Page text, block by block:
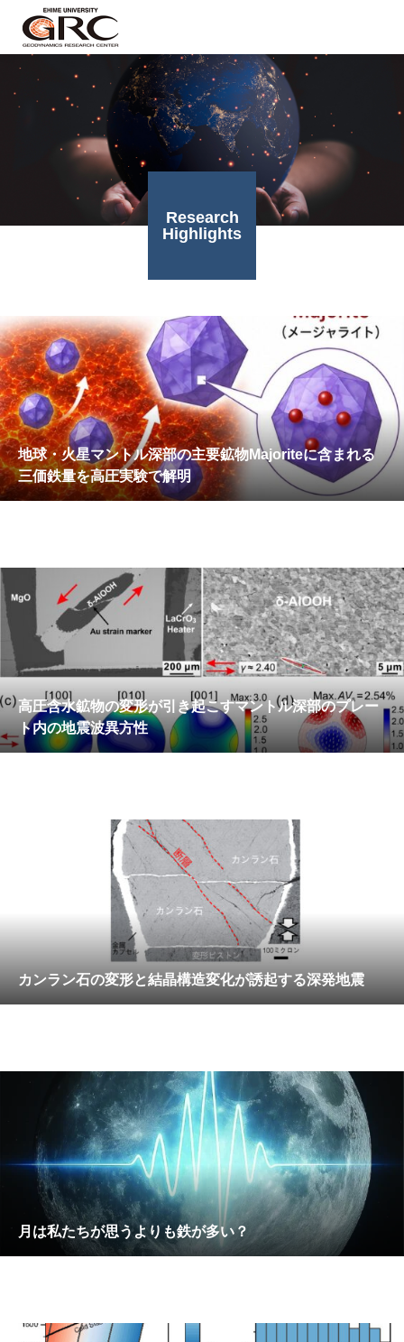
Research
Highlights
地球・火星マントル深部の主要鉱物Majoriteに含まれる
三価鉄量を高圧実験で解明
高圧含水鉱物の変形が引き起こすマントル深部のプレー
ト内の地震波異方性
カンラン石の変形と結晶構造変化が誘起する深発地震
月は私たちが思うよりも鉄が多い？